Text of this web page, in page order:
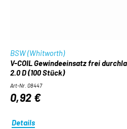
BSW (Whitworth)
V-COIL Gewindeeinsatz frei
2.0 D (100 Stück)
Art-Nr. 08447
0,92 €
Details